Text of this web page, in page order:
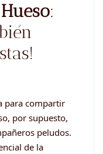
:
para compartir
por supuesto,
peludos.
de la